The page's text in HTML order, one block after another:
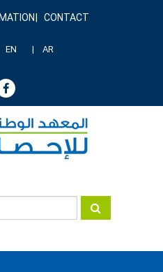
CONTACT
EN AR